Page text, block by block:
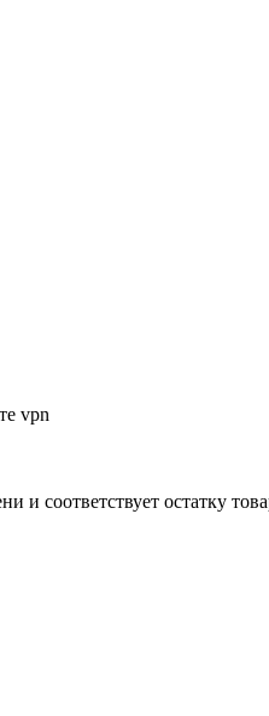
vpn
и соответствует остатку